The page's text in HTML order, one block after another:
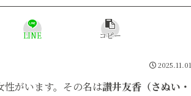
LINE コピー
2025.11.01
性がいます。その名は讃井友香（さぬい・